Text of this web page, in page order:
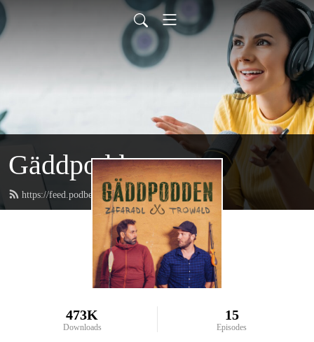
Gäddpodden
https://feed.podbean.com/gaddpodden/feed.xml
473K
Downloads
15
Episodes